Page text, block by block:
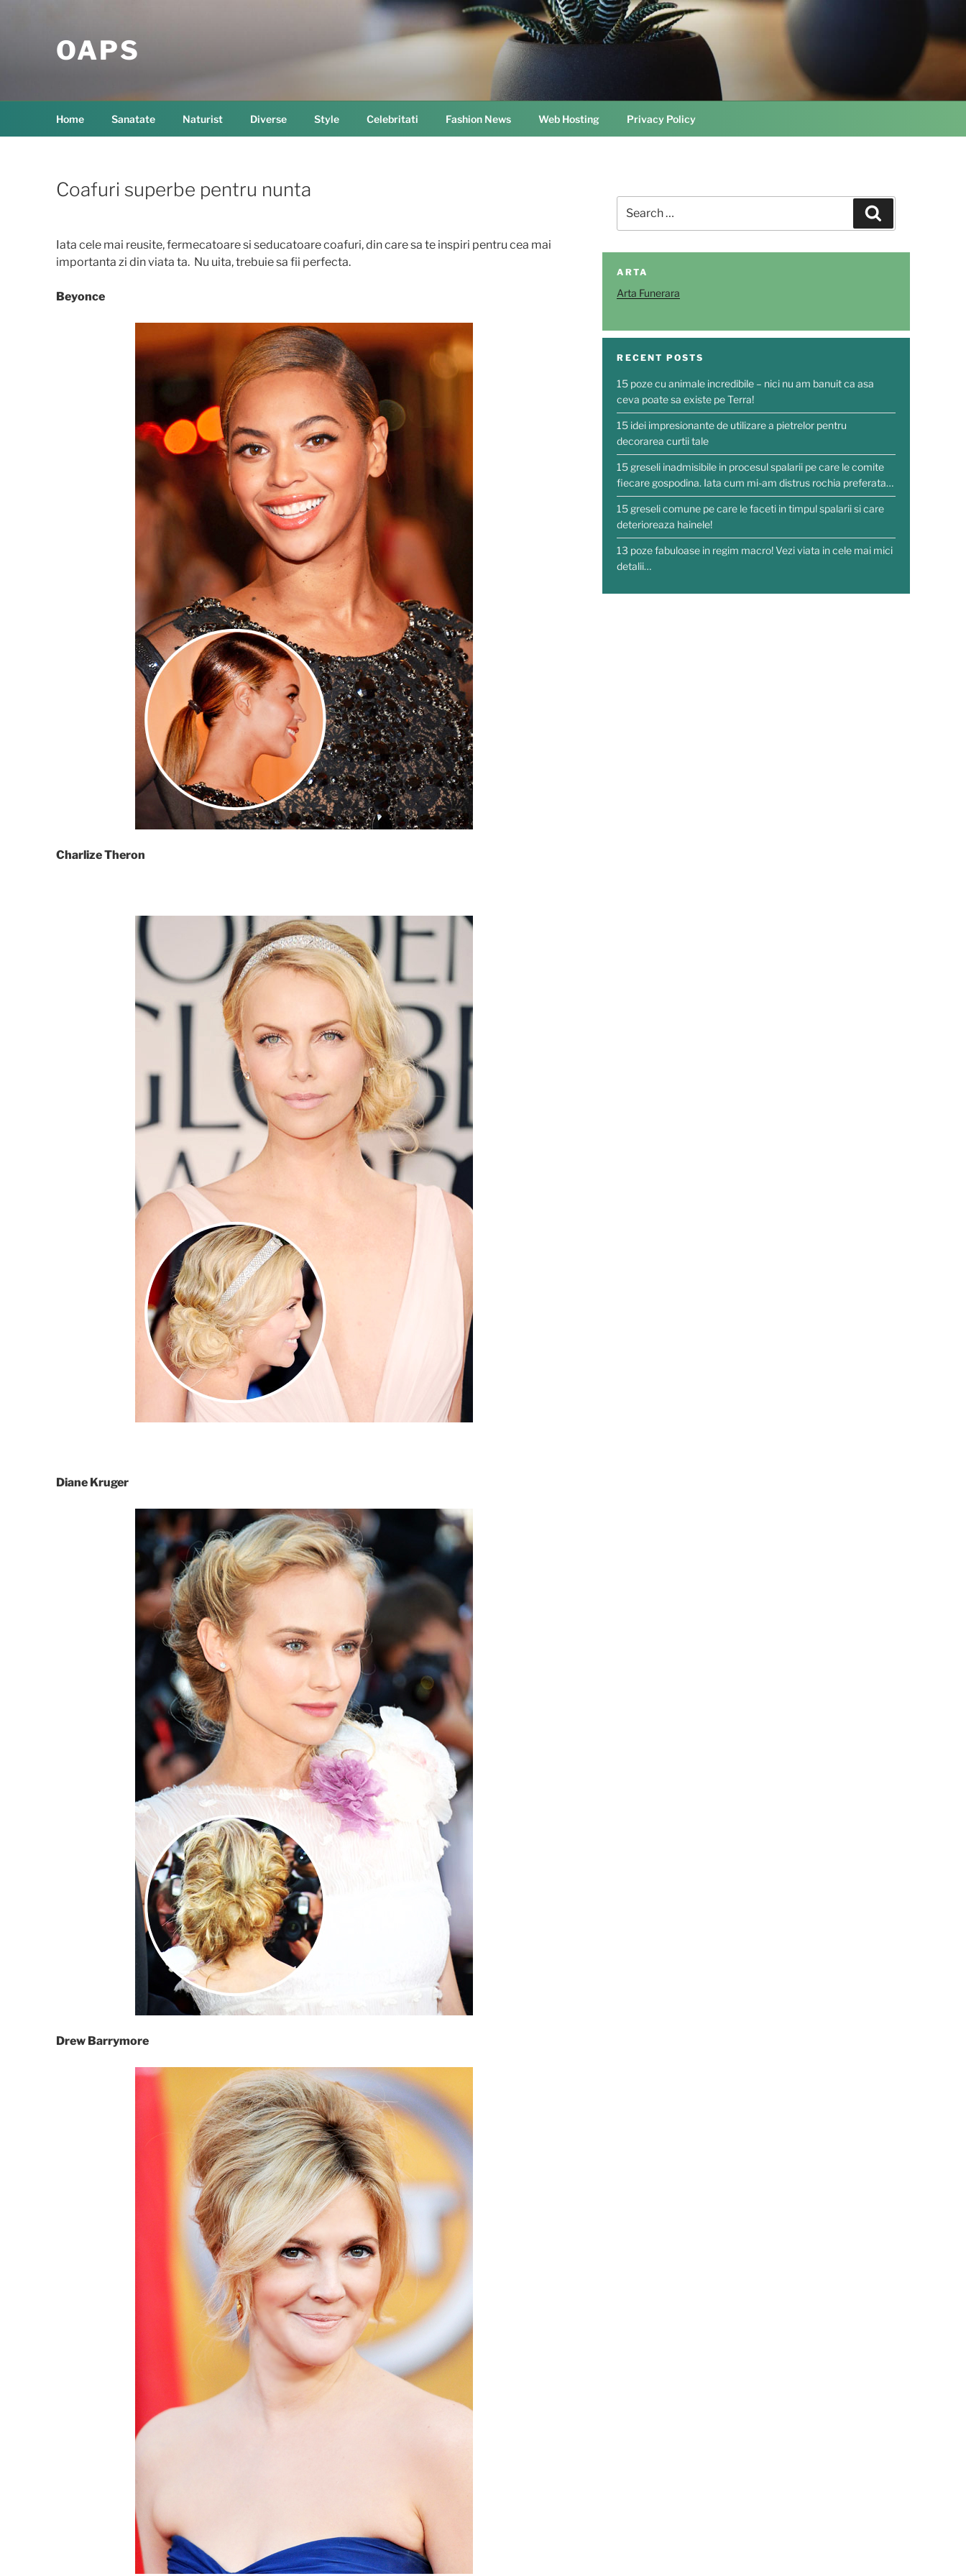
OAPS
Home Sanatate Naturist Diverse Style Celebritati Fashion News Web Hosting Privacy Policy
Coafuri superbe pentru nunta
Iata cele mai reusite, fermecatoare si seducatoare coafuri, din care sa te inspiri pentru cea mai
importanta zi din viata ta. Nu uita, trebuie sa fii perfecta.
Beyonce
Charlize Theron
Diane Kruger
Drew Barrymore
for:
ARTA
Arta Funerara
RECENT POSTS
15 poze cu animale incredibile – nici nu am banuit ca asa
ceva poate sa existe pe Terra!
15 idei impresionante de utilizare a pietrelor pentru
decorarea curtii tale
15 greseli inadmisibile in procesul spalarii pe care le comite
fiecare gospodina. Iata cum mi-am distrus rochia preferata…
15 greseli comune pe care le faceti in timpul spalarii si care
deterioreaza hainele!
13 poze fabuloase in regim macro! Vezi viata in cele mai mici
detalii…